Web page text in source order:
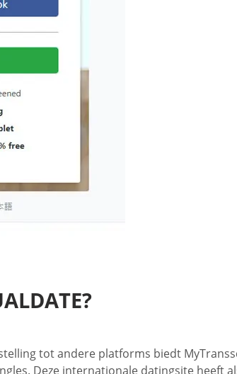
tot andere platforms biedt
Deze internationale datingsite heeft